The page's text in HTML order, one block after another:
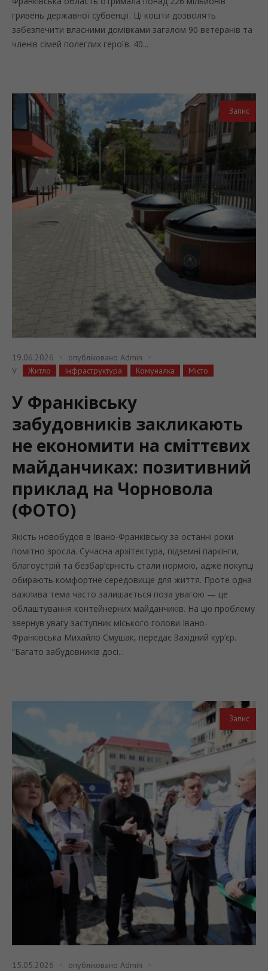
гривень державної субвенції. Ці кошти дозволять
забезпечити власними домівками загалом 90 ветеранів та
членів сімей полеглих героїв. 40...
Запис
19.06.2026 опубліковано Admin
У
Житло Інфраструктура Комуналка Місто
У Франківську
забудовників закликають
не економити на сміттєвих
майданчиках: позитивний
приклад на Чорновола
(ФОТО)
Якість новобудов в Івано-Франківську за останні роки
помітно зросла. Сучасна архітектура, підземні паркінги,
благоустрій та безбар’єрність стали нормою, адже покупці
обирають комфортне середовище для життя. Проте одна
важлива тема часто залишається поза увагою — це
облаштування контейнерних майданчиків. На цю проблему
звернув увагу заступник міського голови Івано-
Франківська Михайло Смушак, передає Західний кур’єр.
“Багато забудовників досі...
Запис
15.05.2026 опубліковано Admin